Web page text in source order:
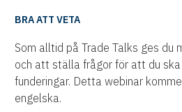
BRA ATT VETA
Som alltid på Trade Talks ges du
och att ställa frågor för att du
funderingar. Detta webinar
engelska.